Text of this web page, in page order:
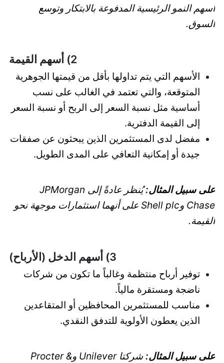
أسهم النمو الرئيسية المدفوعة بالابتكار وتوسع
السوق.
2) أسهم القيمة
الأسهم التي يتم تداولها بأقل من قيمتها الجوهرية
المتوقعة، والتي تعتمد في الغالب على نسب
أساسية مثل نسبة السعر إلى الربح أو نسبة السعر
إلى القيمة الدفترية.
مفضل لدى المستثمرين الذين يبحثون عن صفقات
جيدة أو إمكانية التعافي على المدى الطويل.
على سبيل المثال:
يُنظر عادةً إلى JPMorgan
Chase وShell plc على أنهما استثمارات موجهة نحو
القيمة.
3) أسهم الدخل (الأرباح)
توفير أرباح منتظمة وغالباً ما تكون من شركات
ناضجة ومستقرة مالياً.
مناسب للمستثمرين المحافظين أو المتقاعدين
الذين يعطون الأولوية للتدفق النقدي.
على سبيل المثال:
شركتا Unilever وProcter &